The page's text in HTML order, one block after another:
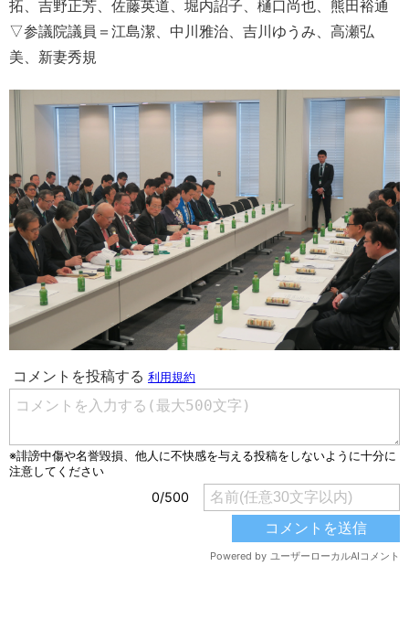
拓、吉野正芳、佐藤英道、堀内詔子、樋口尚也、熊田裕通
▽参議院議員＝江島潔、中川雅治、吉川ゆうみ、高瀬弘
美、新妻秀規